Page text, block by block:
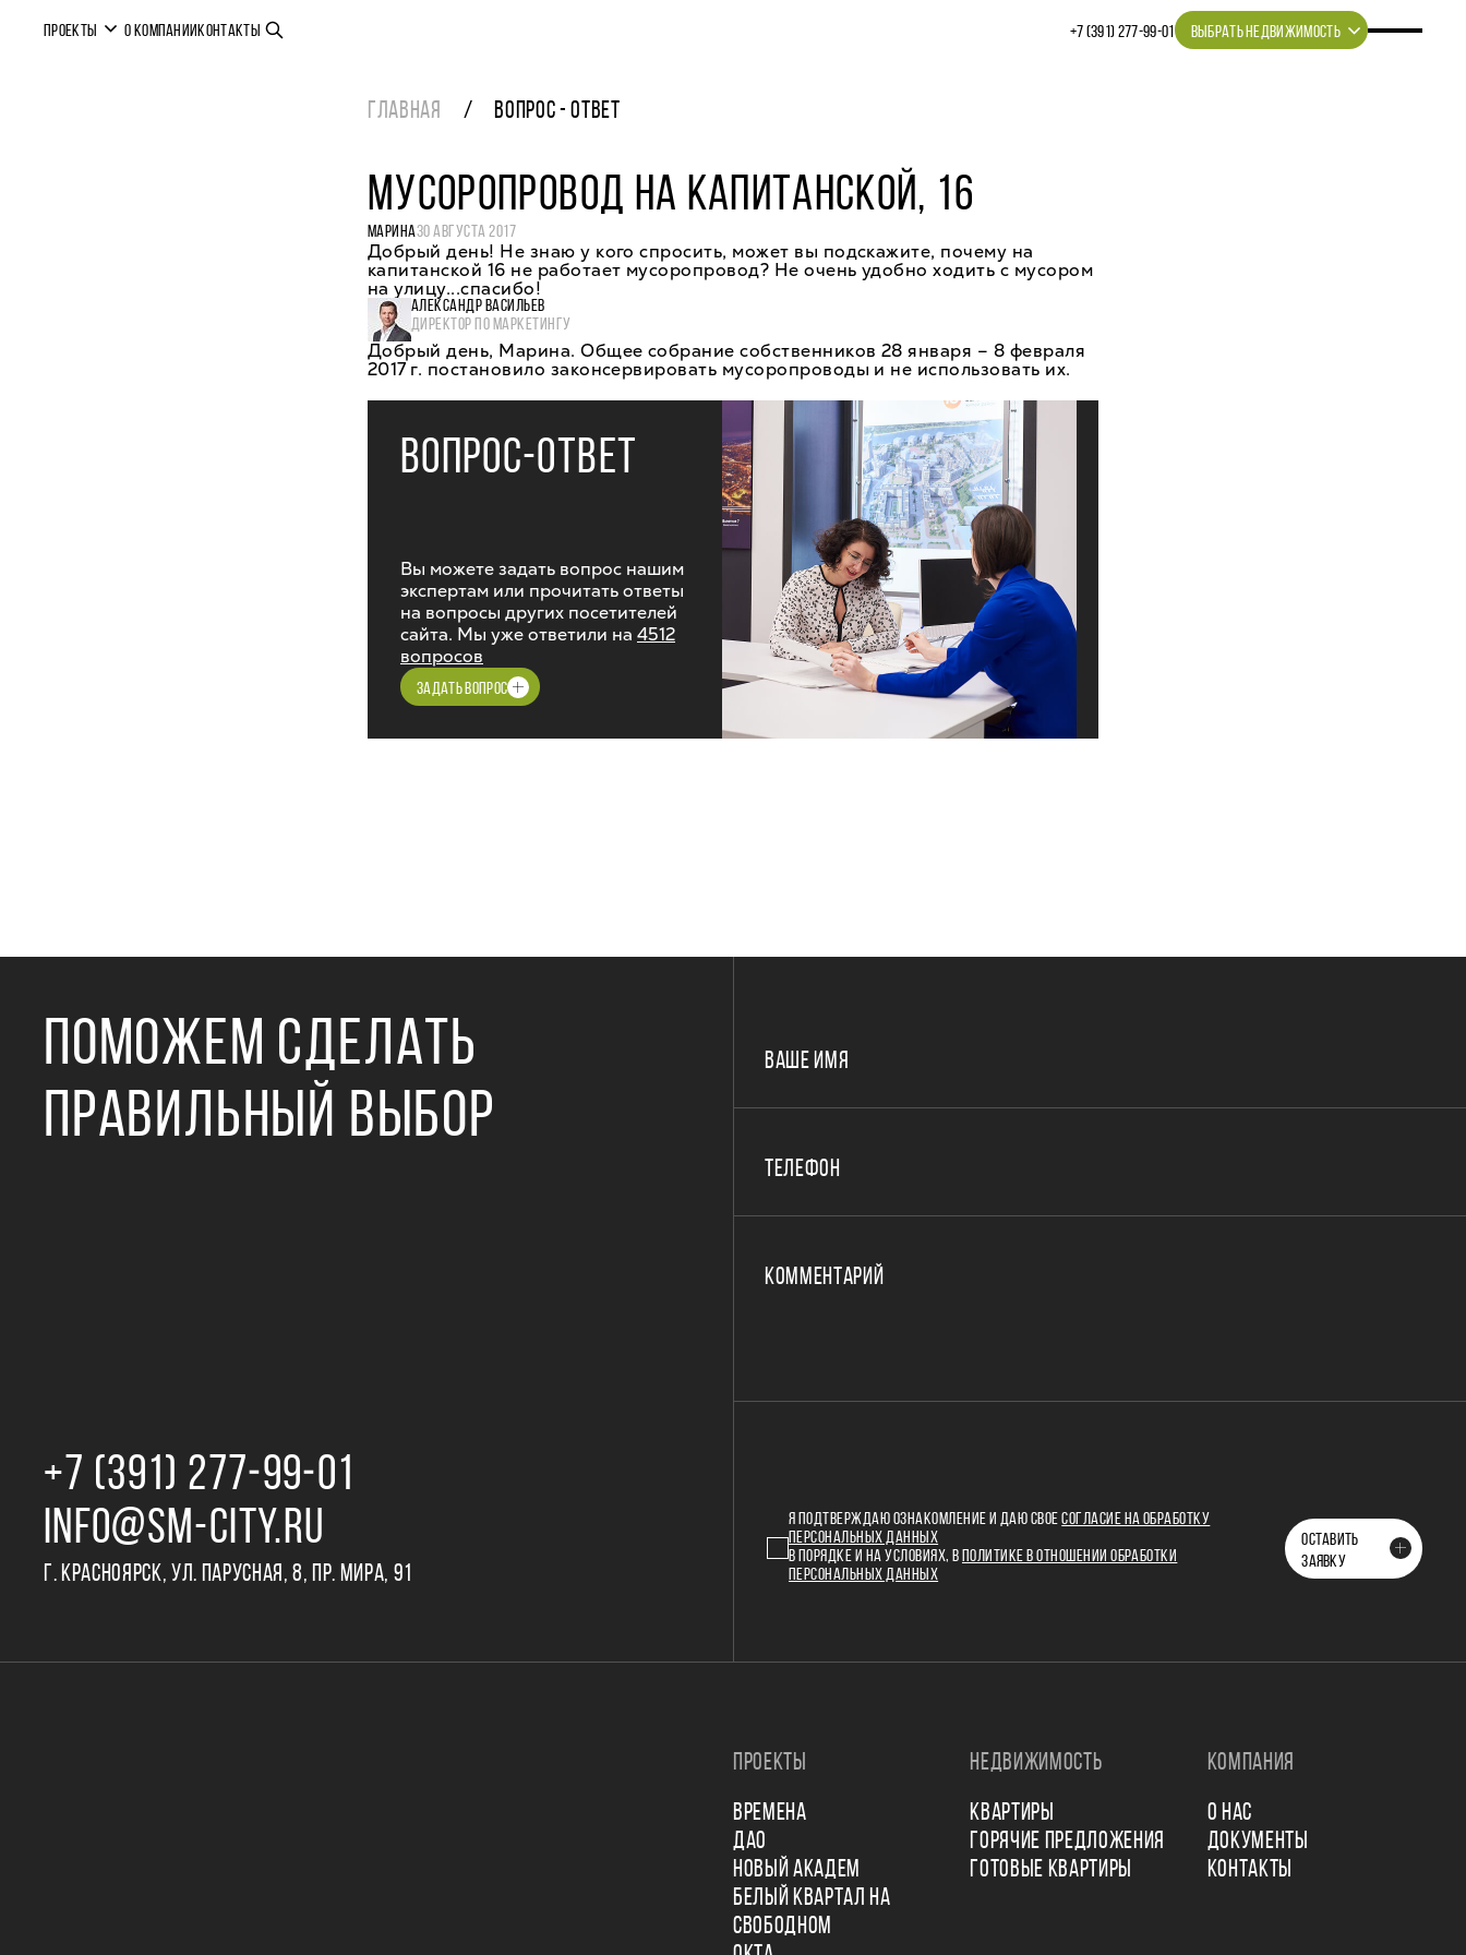
ПРОЕКТЫ О КОМПАНИИКОНТАКТЫ +7 (391) 277‒99‒01 ВЫБРАТЬ НЕДВИЖИМОСТЬ
ГЛАВНАЯ ВОПРОС - ОТВЕТ
МУСОРОПРОВОД НА КАПИТАНСКОЙ, 16
МАРИНА30 АВГУСТА 2017
Добрый день! Не знаю у кого спросить, может вы подскажите, почему на
капитанской 16 не работает мусоропровод? Не очень удобно ходить с мусором
на улицу...спасибо!
АЛЕКСАНДР ВАСИЛЬЕВ
ДИРЕКТОР ПО МАРКЕТИНГУ
Добрый день, Марина. Общее собрание собственников 28 января – 8 февраля
2017 г. постановило законсервировать мусоропроводы и не использовать их.
ВОПРОС-ОТВЕТ
Вы можете задать вопрос нашим
экспертам или прочитать ответы
на вопросы других посетителей
сайта. Мы уже ответили на 4512
вопросов
ЗАДАТЬ ВОПРОС
ПОМОЖЕМ СДЕЛАТЬ
ПРАВИЛЬНЫЙ ВЫБОР
+7 (391) 277‒99‒01
INFO@SM-CITY.RU
Г. КРАСНОЯРСК, УЛ. ПАРУСНАЯ, 8, ПР. МИРА, 91
ВАШЕ ИМЯ
ТЕЛЕФОН
КОММЕНТАРИЙ
Я ПОДТВЕРЖДАЮ ОЗНАКОМЛЕНИЕ И ДАЮ СВОЕСОГЛАСИЕ НА ОБРАБОТКУ
ПЕРСОНАЛЬНЫХ ДАННЫХ
В ПОРЯДКЕ И НА УСЛОВИЯХ, В
ПОЛИТИКЕ В ОТНОШЕНИИ ОБРАБОТКИ
ПЕРСОНАЛЬНЫХ ДАННЫХ
ОСТАВИТЬ
ЗАЯВКУ
ПРОЕКТЫ
ВРЕМЕНА
ДАО
НОВЫЙ АКАДЕМ
БЕЛЫЙ КВАРТАЛ НА
СВОБОДНОМ
НЕДВИЖИМОСТЬ
КВАРТИРЫ
ГОРЯЧИЕ ПРЕДЛОЖЕНИЯ
ГОТОВЫЕ КВАРТИРЫ
КОМПАНИЯ
О НАС
ДОКУМЕНТЫ
КОНТАКТЫ